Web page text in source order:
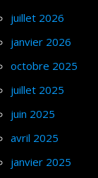
juillet 2026
janvier 2026
octobre 2025
juillet 2025
juin 2025
avril 2025
janvier 2025